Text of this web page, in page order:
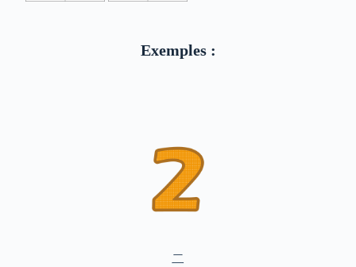
Exemples :
二